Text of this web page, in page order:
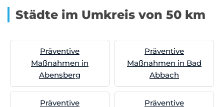
Städte im Umkreis von 50 km
Präventive
Maßnahmen in
Abensberg
Präventive
Maßnahmen in Bad
Abbach
Präventive
Präventive